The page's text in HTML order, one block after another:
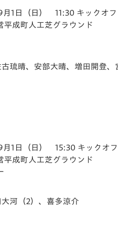
月1日（日） 11:30 キックオフ
平成町人工芝グラウンド
琉晴、安部大晴、増田開登、
月1日（日） 15:30 キックオフ
平成町人工芝グラウンド
河（2）、喜多涼介